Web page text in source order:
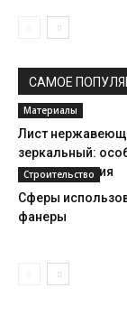
САМОЕ
Материалы
Лист
зеркальный:
использования
Строительство
Сферы
фанеры